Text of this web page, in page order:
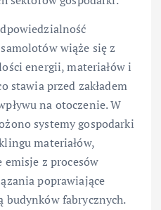
wiąże się z
energii, materiałów i
stawia przed zakładem
na otoczenie. W
systemy gospodarki
materiałów,
emisje z procesów
poprawiające
budynków fabrycznych.